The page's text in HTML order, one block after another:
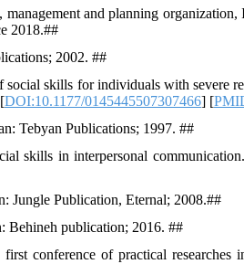
and planning organization,
2018.##
2002. ##
skills for individuals with severe
DOI:10.1177/0145445507307466] [
Tebyan Publications; 1997. ##
skills in interpersonal
Jungle Publication, Eternal; 2008.##
Behineh publication; 2016. ##
conference of practical researches